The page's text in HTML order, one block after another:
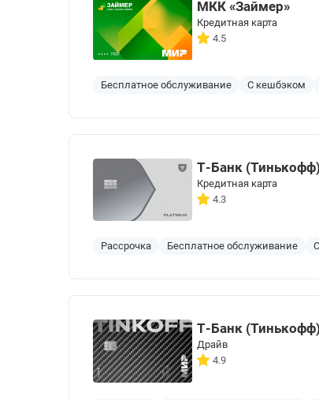
МКК «Займер»
Кредитная карта
4.5
Бесплатное обслуживание С кешбэком
Т-Банк (Тинькофф)
Кредитная карта
4.3
Рассрочка Бесплатное обслуживание
Т-Банк (Тинькофф)
Драйв
4.9